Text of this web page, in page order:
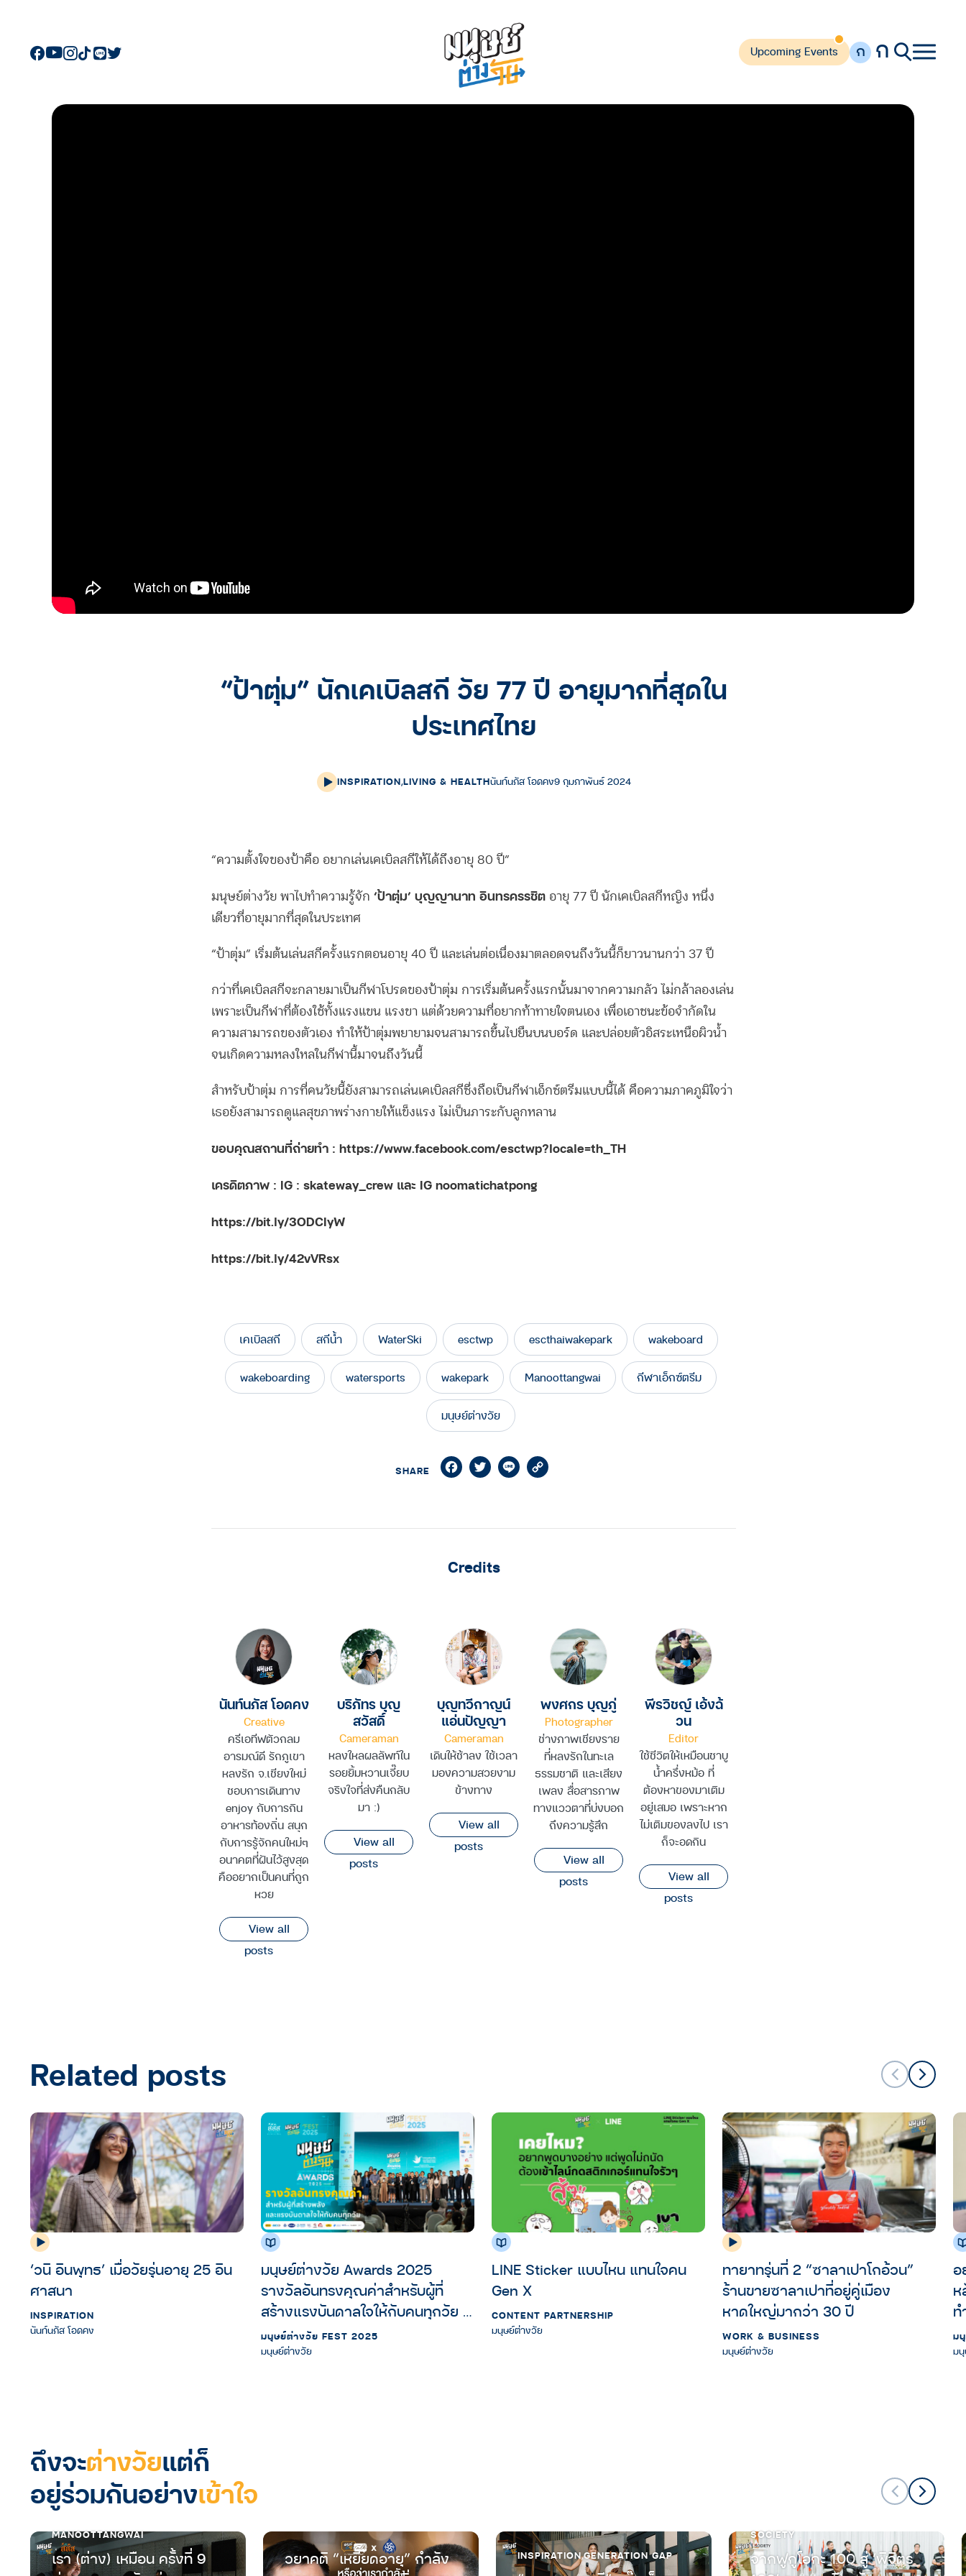
Upcoming Events ก ก
“ป้าตุ่ม” นักเคเบิลสกี วัย 77 ปี อายุมากที่สุดใน
ประเทศไทย
INSPIRATION,LIVING & HEALTHนันท์นภัส โอดคง9 กุมภาพันธ์ 2024
“ความตั้งใจของป้าคือ อยากเล่นเคเบิลสกีให้ได้ถึงอายุ 80 ปี”
มนุษย์ต่างวัย พาไปทำความรู้จัก ‘ป้าตุ่ม’ บุญญานาท อินทรครรชิต อายุ 77 ปี นักเคเบิลสกีหญิง หนึ่ง
เดียวที่อายุมากที่สุดในประเทศ
“ป้าตุ่ม” เริ่มต้นเล่นสกีครั้งแรกตอนอายุ 40 ปี และเล่นต่อเนื่องมาตลอดจนถึงวันนี้ก็ยาวนานกว่า 37 ปี
กว่าที่เคเบิลสกีจะกลายมาเป็นกีฬาโปรดของป้าตุ่ม การเริ่มต้นครั้งแรกนั้นมาจากความกลัว ไม่กล้าลองเล่น
เพราะเป็นกีฬาที่ต้องใช้ทั้งแรงแขน แรงขา แต่ด้วยความที่อยากท้าทายใจตนเอง เพื่อเอาชนะข้อจำกัดใน
ความสามารถของตัวเอง ทำให้ป้าตุ่มพยายามจนสามารถขึ้นไปยืนบนบอร์ด และปล่อยตัวอิสระเหนือผิวน้ำ
จนเกิดความหลงใหลในกีฬานี้มาจนถึงวันนี้
สำหรับป้าตุ่ม การที่คนวัยนี้ยังสามารถเล่นเคเบิลสกีซึ่งถือเป็นกีฬาเอ็กซ์ตรีมแบบนี้ได้ คือความภาคภูมิใจว่า
เธอยังสามารถดูแลสุขภาพร่างกายให้แข็งแรง ไม่เป็นภาระกับลูกหลาน
ขอบคุณสถานที่ถ่ายทำ : https://www.facebook.com/esctwp?locale=th_TH
เครดิตภาพ : IG : skateway_crew และ IG noomatichatpong
https://bit.ly/3ODCIyW
https://bit.ly/42vVRsx
เคเบิลสกี สกีน้ำ WaterSki esctwp escthaiwakepark wakeboard
wakeboarding watersports wakepark Manoottangwai กีฬาเอ็กซ์ตรีม
มนุษย์ต่างวัย
SHARE FacebookTwitterLine
Credits
นันท์นภัส โอดคง
Creative
ครีเอทีฟตัวกลม
อารมณ์ดี รักภูเขา
หลงรัก จ.เชียงใหม่
ชอบการเดินทาง
enjoy กับการกิน
อาหารท้องถิ่น สนุก
กับการรู้จักคนใหม่ๆ
อนาคตที่ฝันไว้สูงสุด
คืออยากเป็นคนที่ถูก
หวย
View all
posts
บริภัทร บุญ
สวัสดิ์
Cameraman
หลงใหลผลลัพท์ใน
รอยยิ้มหวานเจี๊ยบ
จริงใจที่ส่งคืนกลับ
มา :)
View all
posts
บุญทวีกาญน์
แอ่นปัญญา
Cameraman
เดินให้ช้าลง ใช้เวลา
มองความสวยงาม
ข้างทาง
View all
posts
พงศกร บุญภู่
Photographer
ช่างภาพเชียงราย
ที่หลงรักในทะเล
ธรรมชาติ และเสียง
เพลง สื่อสารภาพ
ทางแววตาที่บ่งบอก
ถึงความรู้สึก
View all
posts
พีรวิชญ์ เอ้งฉ้
วน
Editor
ใช้ชีวิตให้เหมือนชาบู
น้ำครึ่งหม้อ ที่
ต้องหาของมาเติม
อยู่เสมอ เพราะหาก
ไม่เติมของลงไป เรา
ก็จะอดกิน
View all
posts
Related posts
‘วนิ อินพุทธ’ เมื่อวัยรุ่นอายุ 25 อิน
ศาสนา
INSPIRATION
นันท์นภัส โอดคง
มนุษย์ต่างวัย Awards 2025
รางวัลอันทรงคุณค่าสำหรับผู้ที่
สร้างแรงบันดาลใจให้กับคนทุกวัย |
มนุษย์ต่างวัย Fest 2025
มนุษย์ต่างวัย FEST 2025
มนุษย์ต่างวัย
LINE Sticker แบบไหน แทนใจคน
Gen X
CONTENT PARTNERSHIP
มนุษย์ต่างวัย
ทายาทรุ่นที่ 2 “ซาลาเปาโกอ้วน”
ร้านขายซาลาเปาที่อยู่คู่เมือง
หาดใหญ่มากว่า 30 ปี
WORK & BUSINESS
มนุษย์ต่างวัย
อ
ห
ท
ต่
ม
ม
ถึงจะต่างวัยแต่ก็
อยู่ร่วมกันอย่างเข้าใจ
MANOOTTANGWAI
เรา (ต่าง) เหมือน ครั้งที่ 9
วยาคติ “เหยียดอายุ” กำลัง
INSPIRATION,GENERATION GAP
SOCIETY
จากฟูกูโอกะ 100 สู่ ‘พิจิตร